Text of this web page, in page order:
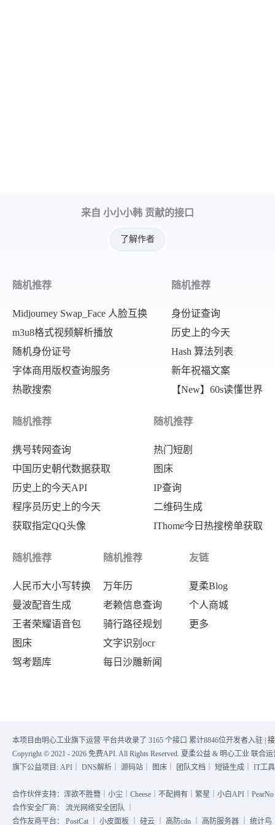
来自 小小小韩 贡献的接口
了解作者
随机推荐
Midjourney Swap_Face 人脸互换
m3u8格式视频解析播放
随机身份证号
字体商用版权查询服务
热歌搜索
随机推荐
身份证查询
历史上的今天
Hash 算法列表
新年祝福文案
【New】60s读懂世界
随机推荐
携号转网查询
中国历史朝代数据获取
历史上的今天API
程序员历史上的今天
获取指定QQ头像
随机推荐
热门短剧
图床
IP查询
二维码生成
IThome今日热搜榜单获取
随机推荐
人民币大小写转换
曼波配音生成
王者荣耀语音包
图床
驾考题库
随机推荐
万年历
老赖信息查询
骑行路径规划
文字识别ocr
每日沙雕新闻
友链
夏柔Blog
个人商城
更多
本项目由明心工业旗下运营 平台共收录了 3165 个接口 累计8846位开发者入驻 |
Copyright © 2021 - 2026 免费API. All Rights Reserved. 夏柔公益 & 明心工业 联合
旗下公益项目: API DNS解析 源码站 图床 团队文档 短链生成 IT工
合作伙伴支持：浑欲不胜簪｜小尘｜Cheese｜不配拥有｜繁星｜小白API｜
合作安全厂商： 流光网络安全团队
合作友商平台： PostCat 小皮面板 硅云 高防cdn 高防服务器 统计鸟